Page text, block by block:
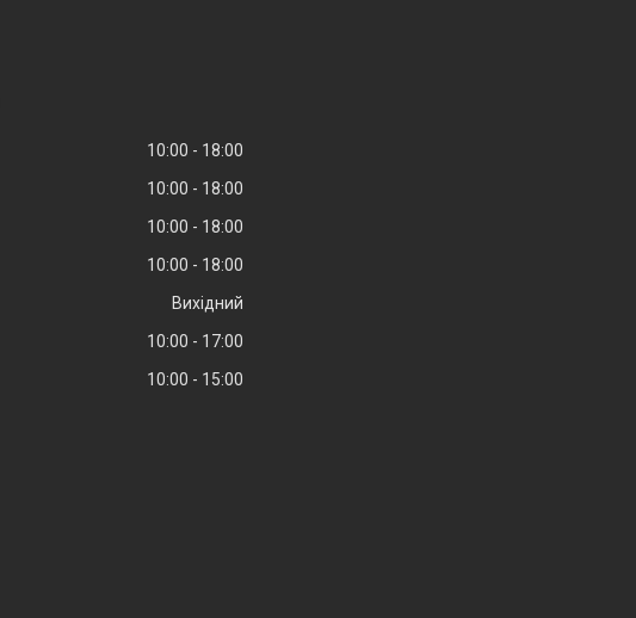
10:00
18:00
10:00
18:00
10:00
18:00
10:00
18:00
Вихідний
10:00
17:00
10:00 15:00